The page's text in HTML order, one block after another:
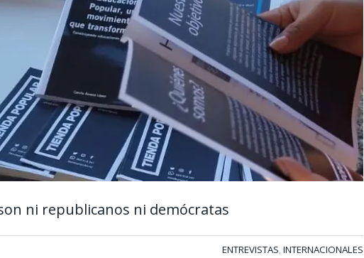
ni republicanos ni demócratas
ENTREVISTAS, INTERNACIONALES